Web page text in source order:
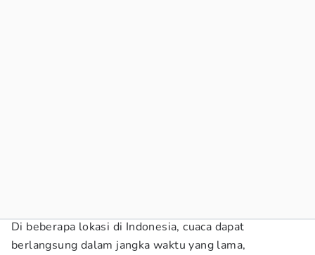
Di beberapa lokasi di Indonesia, cuaca dapat
berlangsung dalam jangka waktu yang lama,